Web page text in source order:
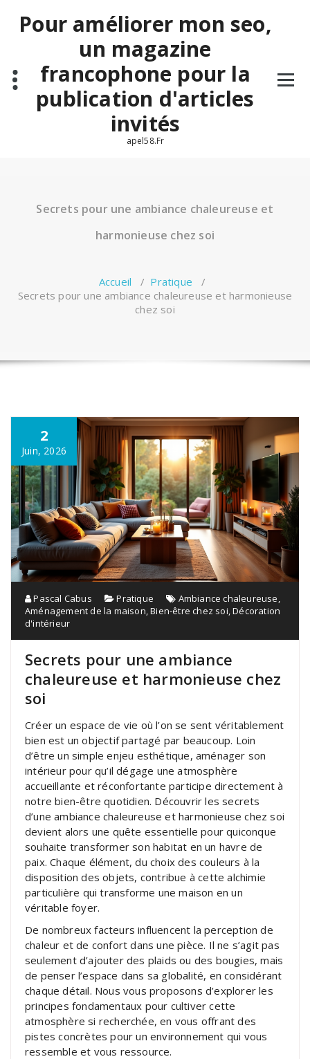
contenuPour améliorer mon seo,
un magazine
francophone pour la
publication d'articles
invités
apel58.Fr
Secrets pour une ambiance chaleureuse et
harmonieuse chez soi
Accueil / Pratique /
Secrets pour une ambiance chaleureuse et harmonieuse
chez soi
2
Juin, 2026
Pascal Cabus Pratique Ambiance chaleureuse,
Aménagement de la maison,Bien-être chez soi,Décoration
d'intérieur
Secrets pour une ambiance
chaleureuse et harmonieuse chez
soi
Créer un espace de vie où l’on se sent véritablement
bien est un objectif partagé par beaucoup. Loin
d’être un simple enjeu esthétique, aménager son
intérieur pour qu’il dégage une atmosphère
accueillante et réconfortante participe directement à
notre bien-être quotidien. Découvrir les secrets
d’une ambiance chaleureuse et harmonieuse chez soi
devient alors une quête essentielle pour quiconque
souhaite transformer son habitat en un havre de
paix. Chaque élément, du choix des couleurs à la
disposition des objets, contribue à cette alchimie
particulière qui transforme une maison en un
véritable foyer.
De nombreux facteurs influencent la perception de
chaleur et de confort dans une pièce. Il ne s’agit pas
seulement d’ajouter des plaids ou des bougies, mais
de penser l’espace dans sa globalité, en considérant
chaque détail. Nous vous proposons d’explorer les
principes fondamentaux pour cultiver cette
atmosphère si recherchée, en vous offrant des
pistes concrètes pour un environnement qui vous
ressemble et vous ressource.